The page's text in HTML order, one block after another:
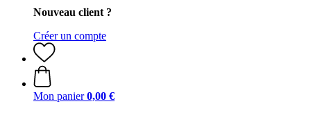
Nouveau client ?
Créer un compte
Mon panier 0,00 €